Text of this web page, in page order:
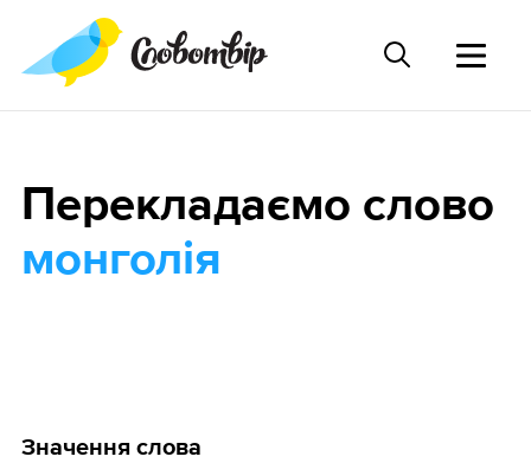
Значення слова
Перекладаємо слово
монголія